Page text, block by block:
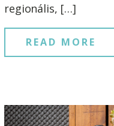
regionális, […]
READ MORE